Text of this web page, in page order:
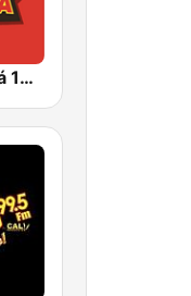
Alerta Bogotá 104.4 FM